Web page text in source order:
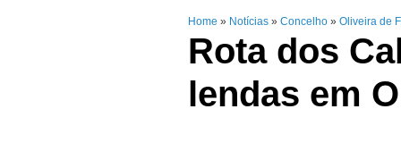
Home » Notícias » Concelho » Oliveira de
Rota dos
lendas em